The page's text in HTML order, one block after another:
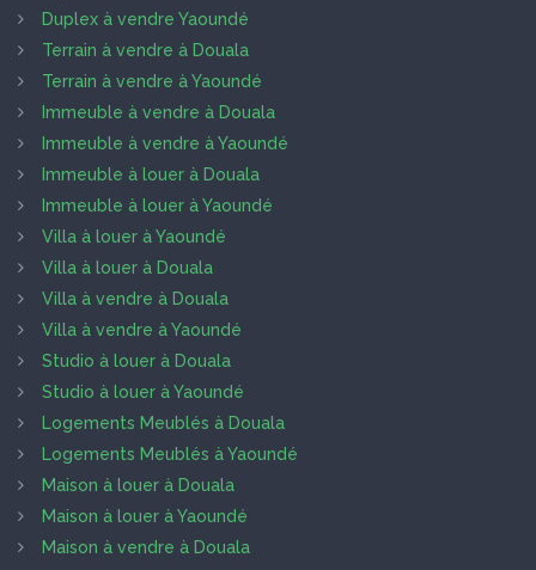
Duplex à vendre Yaoundé
Terrain à vendre à Douala
Terrain à vendre à Yaoundé
Immeuble à vendre à Douala
Immeuble à vendre à Yaoundé
Immeuble à louer à Douala
Immeuble à louer à Yaoundé
Villa à louer à Yaoundé
Villa à louer à Douala
Villa à vendre à Douala
Villa à vendre à Yaoundé
Studio à louer à Douala
Studio à louer à Yaoundé
Logements Meublés à Douala
Logements Meublés à Yaoundé
Maison à louer à Douala
Maison à louer à Yaoundé
Maison à vendre à Douala